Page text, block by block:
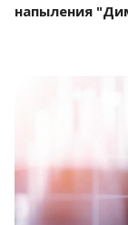
напыления